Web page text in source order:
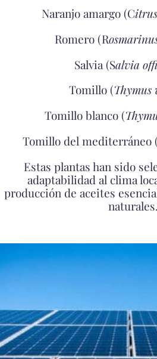
Naranjo amargo (C
Romero (R
Salvia (Salvia
Tomillo (Thymus
Tomillo blanco (
Tomillo del mediterráneo (
Estas plantas han sido
adaptabilidad al clima
producción de aceites
naturales.